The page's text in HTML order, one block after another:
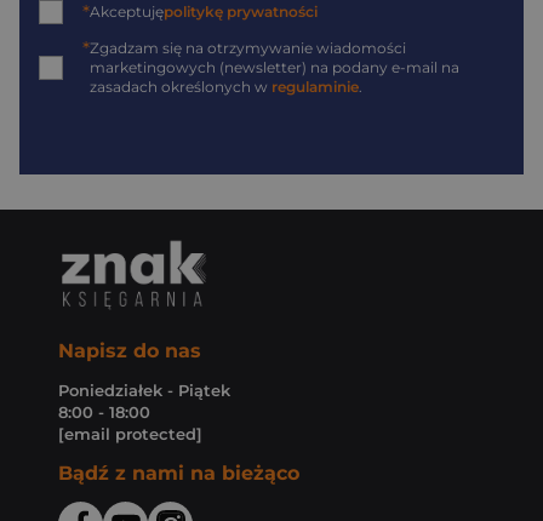
*Akceptujępolitykę prywatności
*Zgadzam się na otrzymywanie wiadomości
marketingowych (newsletter) na podany e-mail na
zasadach określonych w regulaminie.
Napisz do nas
Poniedziałek - Piątek
8:00 - 18:00
[email protected]
Bądź z nami na bieżąco